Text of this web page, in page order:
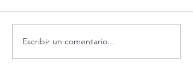
Santo Rosario de hoy
sábado. Misterios Gozosos.
Escribir un comentario...